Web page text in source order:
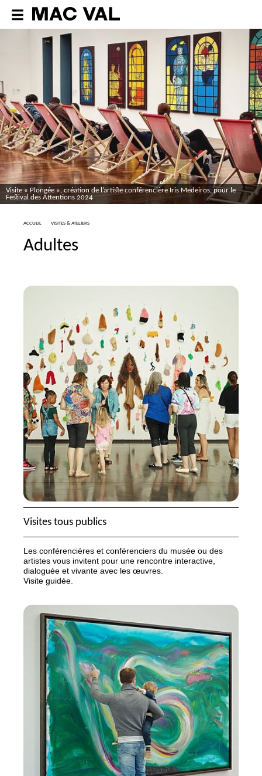
Visite « Plongée », création de l’artiste conférencière Iris Medeiros, pour le
Festival des Attentions 2024
ACCUEIL VISITES & ATELIERS
Adultes
Visites tous publics
Les conférencières et conférenciers du musée ou des
artistes vous invitent pour une rencontre interactive,
dialoguée et vivante avec les œuvres.
Visite guidée.